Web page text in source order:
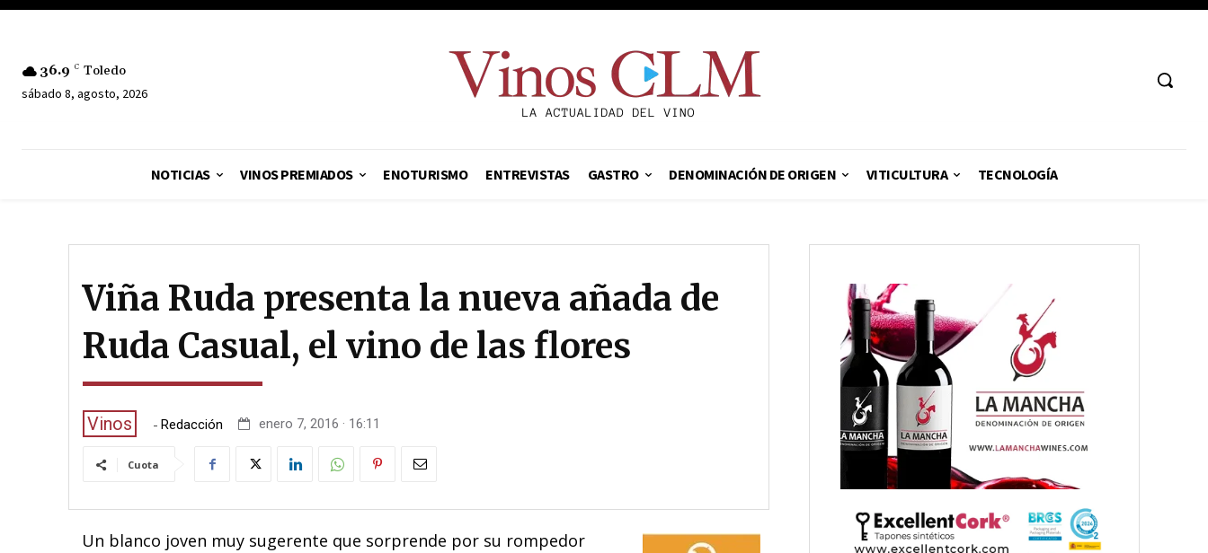
36.9 C Toledo
sábado 8, agosto, 2026
NOTICIAS VINOS PREMIADOS ENOTURISMO ENTREVISTAS GASTRO DENOMINACIÓN DE ORIGEN VITICULTURA TECNOLOGÍA
Viña Ruda presenta la nueva añada de
Vinos - Redacción enero 7, 2016 · 16:11
Cuota
Un blanco joven muy sugerente que sorprende por su rompedor